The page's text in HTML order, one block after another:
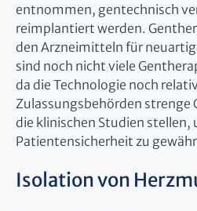
entnommen, gentechnisch
reimplantiert werden.
den Arzneimitteln für
sind noch nicht viele
da die Technologie noch
Zulassungsbehörden strenge
die klinischen Studien stellen,
Patientensicherheit zu
Isolation von